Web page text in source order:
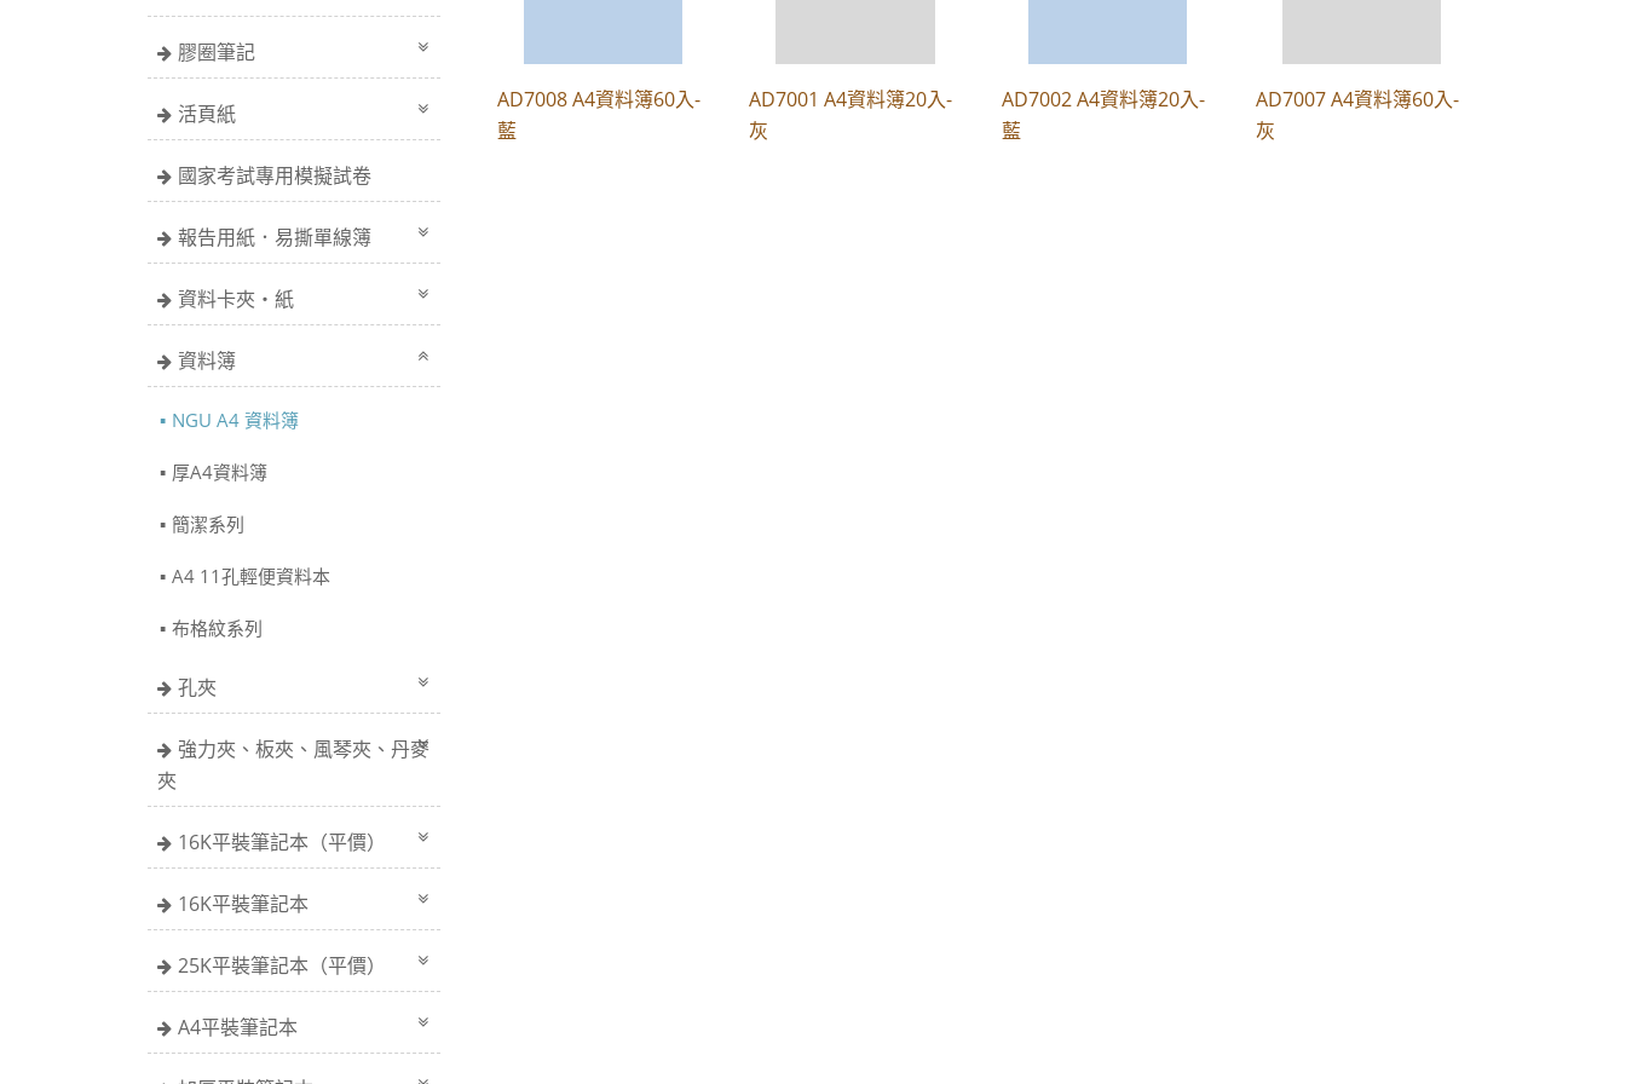
膠圈筆記
活頁紙
國家考試專用模擬試卷
報告用紙．易撕單線簿
資料卡夾・紙
資料簿
NGU A4 資料簿
厚A4資料簿
簡潔系列
A4 11孔輕便資料本
布格紋系列
孔夾
強力夾、板夾、風琴夾、丹麥
夾
16K平裝筆記本（平價）
16K平裝筆記本
25K平裝筆記本（平價）
A4平裝筆記本
AD7008 A4資料簿60入-
藍
AD7001 A4資料簿20入-
灰
AD7002 A4資料簿20入-
藍
AD7007 A4資料簿60入-
灰